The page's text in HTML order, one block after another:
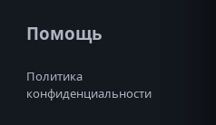
Помощь
Политика
конфиденциальности